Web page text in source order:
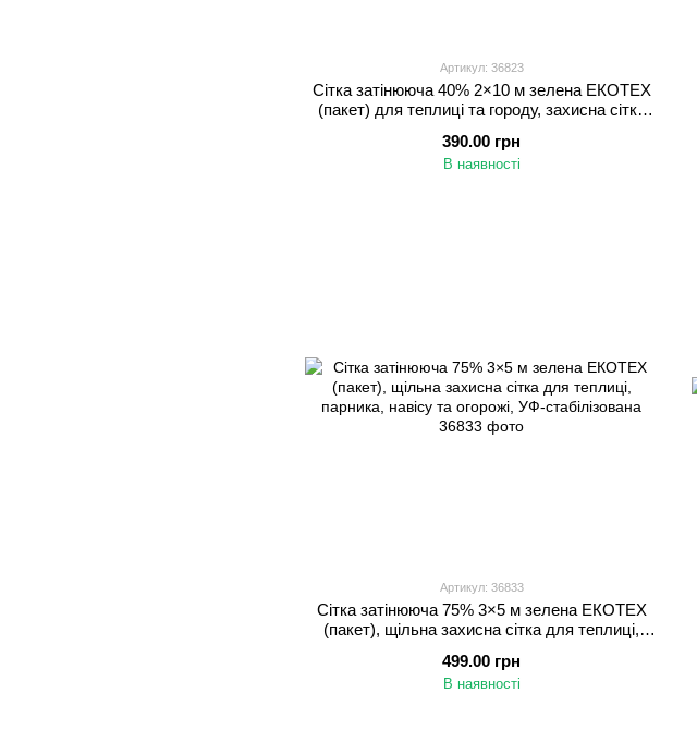
Артикул: 36823
Сітка затінююча 40% 2×10 м зелена ЕКОТЕХ
(пакет) для теплиці та городу, захисна сітка
390.00 грн
В наявності
Артикул: 36833
Сітка затінююча 75% 3×5 м зелена ЕКОТЕХ
(пакет), щільна захисна сітка для теплиці,
499.00 грн
В наявності